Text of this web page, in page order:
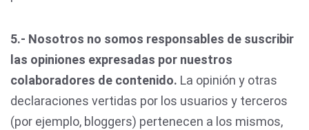
5.- Nosotros no somos responsables de suscribir
las opiniones expresadas por nuestros
colaboradores de contenido. La opinión y otras
declaraciones vertidas por los usuarios y terceros
(por ejemplo, bloggers) pertenecen a los mismos,